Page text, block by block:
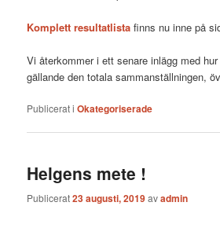
Komplett resultatlista finns nu inne på
Vi återkommer i ett senare inlägg med
gällande den totala sammanställningen,
Publicerat i Okategoriserade
Helgens mete !
Publicerat23 augusti, 2019avadmin